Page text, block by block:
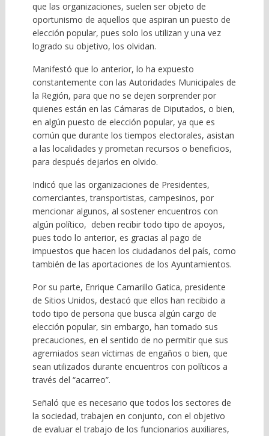
que las organizaciones, suelen ser objeto de
oportunismo de aquellos que aspiran un puesto de
elección popular, pues solo los utilizan y una vez
logrado su objetivo, los olvidan.
Manifestó que lo anterior, lo ha expuesto
constantemente con las Autoridades Municipales de
la Región, para que no se dejen sorprender por
quienes están en las Cámaras de Diputados, o bien,
en algún puesto de elección popular, ya que es
común que durante los tiempos electorales, asistan
a las localidades y prometan recursos o beneficios,
para después dejarlos en olvido.
Indicó que las organizaciones de Presidentes,
comerciantes, transportistas, campesinos, por
mencionar algunos, al sostener encuentros con
algún político, deben recibir todo tipo de apoyos,
pues todo lo anterior, es gracias al pago de
impuestos que hacen los ciudadanos del país, como
también de las aportaciones de los Ayuntamientos.
Por su parte, Enrique Camarillo Gatica, presidente
de Sitios Unidos, destacó que ellos han recibido a
todo tipo de persona que busca algún cargo de
elección popular, sin embargo, han tomado sus
precauciones, en el sentido de no permitir que sus
agremiados sean víctimas de engaños o bien, que
sean utilizados durante encuentros con políticos a
través del “acarreo”.
Señaló que es necesario que todos los sectores de
la sociedad, trabajen en conjunto, con el objetivo
de evaluar el trabajo de los funcionarios auxiliares,